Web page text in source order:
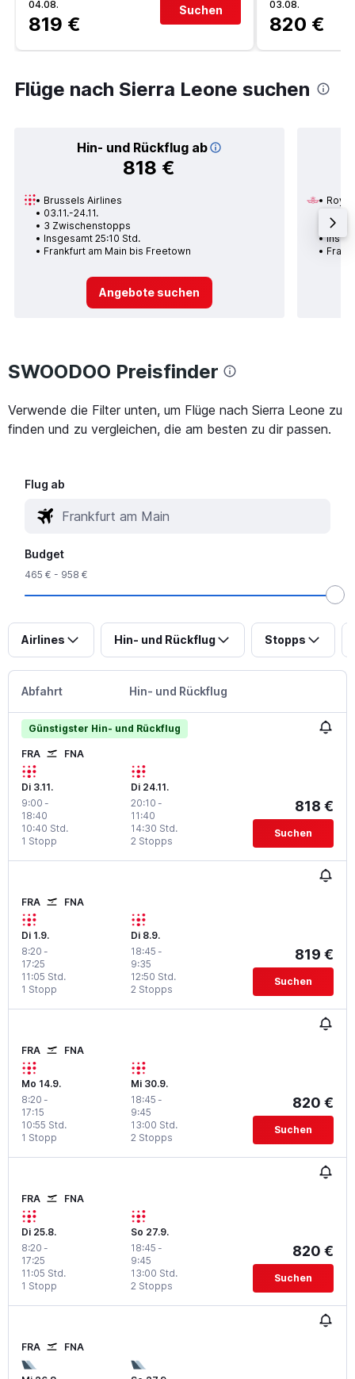
04.08.
819 €
Suchen
03.08.
820 €
Flüge nach Sierra Leone suchen
Hin- und Rückflug ab
818 €
Brussels Airlines
03.11.-24.11.
3 Zwischenstopps
Insgesamt 25:10 Std.
Frankfurt am Main bis Freetown
Angebote suchen
1
SWOODOO Preisfinder
Verwende die Filter unten, um Flüge nach Sierra Leone zu
finden und zu vergleichen, die am besten zu dir passen.
Flug ab
Budget
465 € - 958 €
Airlines Hin- und Rückflug Stopps
Abfahrt Hin- und Rückflug
Günstigster Hin- und Rückflug
FRA FNA
Di 3.11.
9:00 -
18:40
1 Stopp
10:40 Std.
Di 24.11.
20:10 -
11:40
2 Stopps
14:30 Std.
818 €
Suchen
FRA FNA
Di 1.9.
8:20 -
17:25
1 Stopp
11:05 Std.
Di 8.9.
18:45 -
9:35
2 Stopps
12:50 Std.
819 €
Suchen
FRA FNA
Mo 14.9.
8:20 -
17:15
1 Stopp
10:55 Std.
Mi 30.9.
18:45 -
9:45
2 Stopps
13:00 Std.
820 €
Suchen
FRA FNA
Di 25.8.
8:20 -
17:25
1 Stopp
11:05 Std.
So 27.9.
18:45 -
9:45
2 Stopps
13:00 Std.
820 €
Suchen
FRA FNA